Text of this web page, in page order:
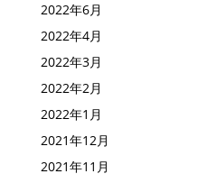
2022年6月
2022年4月
2022年3月
2022年2月
2022年1月
2021年12月
2021年11月